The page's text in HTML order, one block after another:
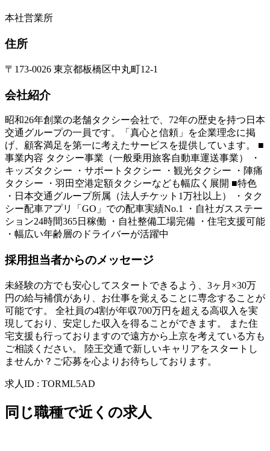
本社営業所
住所
〒173-0026 東京都板橋区中丸町12-1
会社紹介
昭和26年創業の老舗タクシー会社で、72年の歴史を持つ日本
交通グループの一員です。「真心と信頼」を企業理念に掲
げ、顧客満足を第一に考えたサービスを提供しています。 ■
事業内容 タクシー事業（一般乗用旅客自動車運送事業） ・
キッズタクシー ・サポートタクシー ・観光タクシー ・陣痛
タクシー ・羽田空港定額タクシーなども幅広く展開 ■特色
・日本交通グループ所属（法人チケット1万社以上） ・タク
シー配車アプリ「GO」での配車実績No.1 ・自社ガスステー
ション24時間365日稼働 ・自社整備工場完備 ・住宅支援可能
・幅広い年齢層のドライバーが活躍中
採用担当者からのメッセージ
未経験の方でも安心してスタートできるよう、3ヶ月×30万
円の給与補償があり、お仕事を覚えることに専念することが
可能です。 全社員の4割が年収700万円を超える高収入を実
現しており、安定した収入を得ることができます。 また住
宅支援も行っておりますので遠方から上京を考えている方も
ご相談ください。 陸王交通で新しいキャリアをスタートし
ませんか？ご応募を心よりお待ちしております。
求人ID : TORML5AD
同じ職種で近くの求人